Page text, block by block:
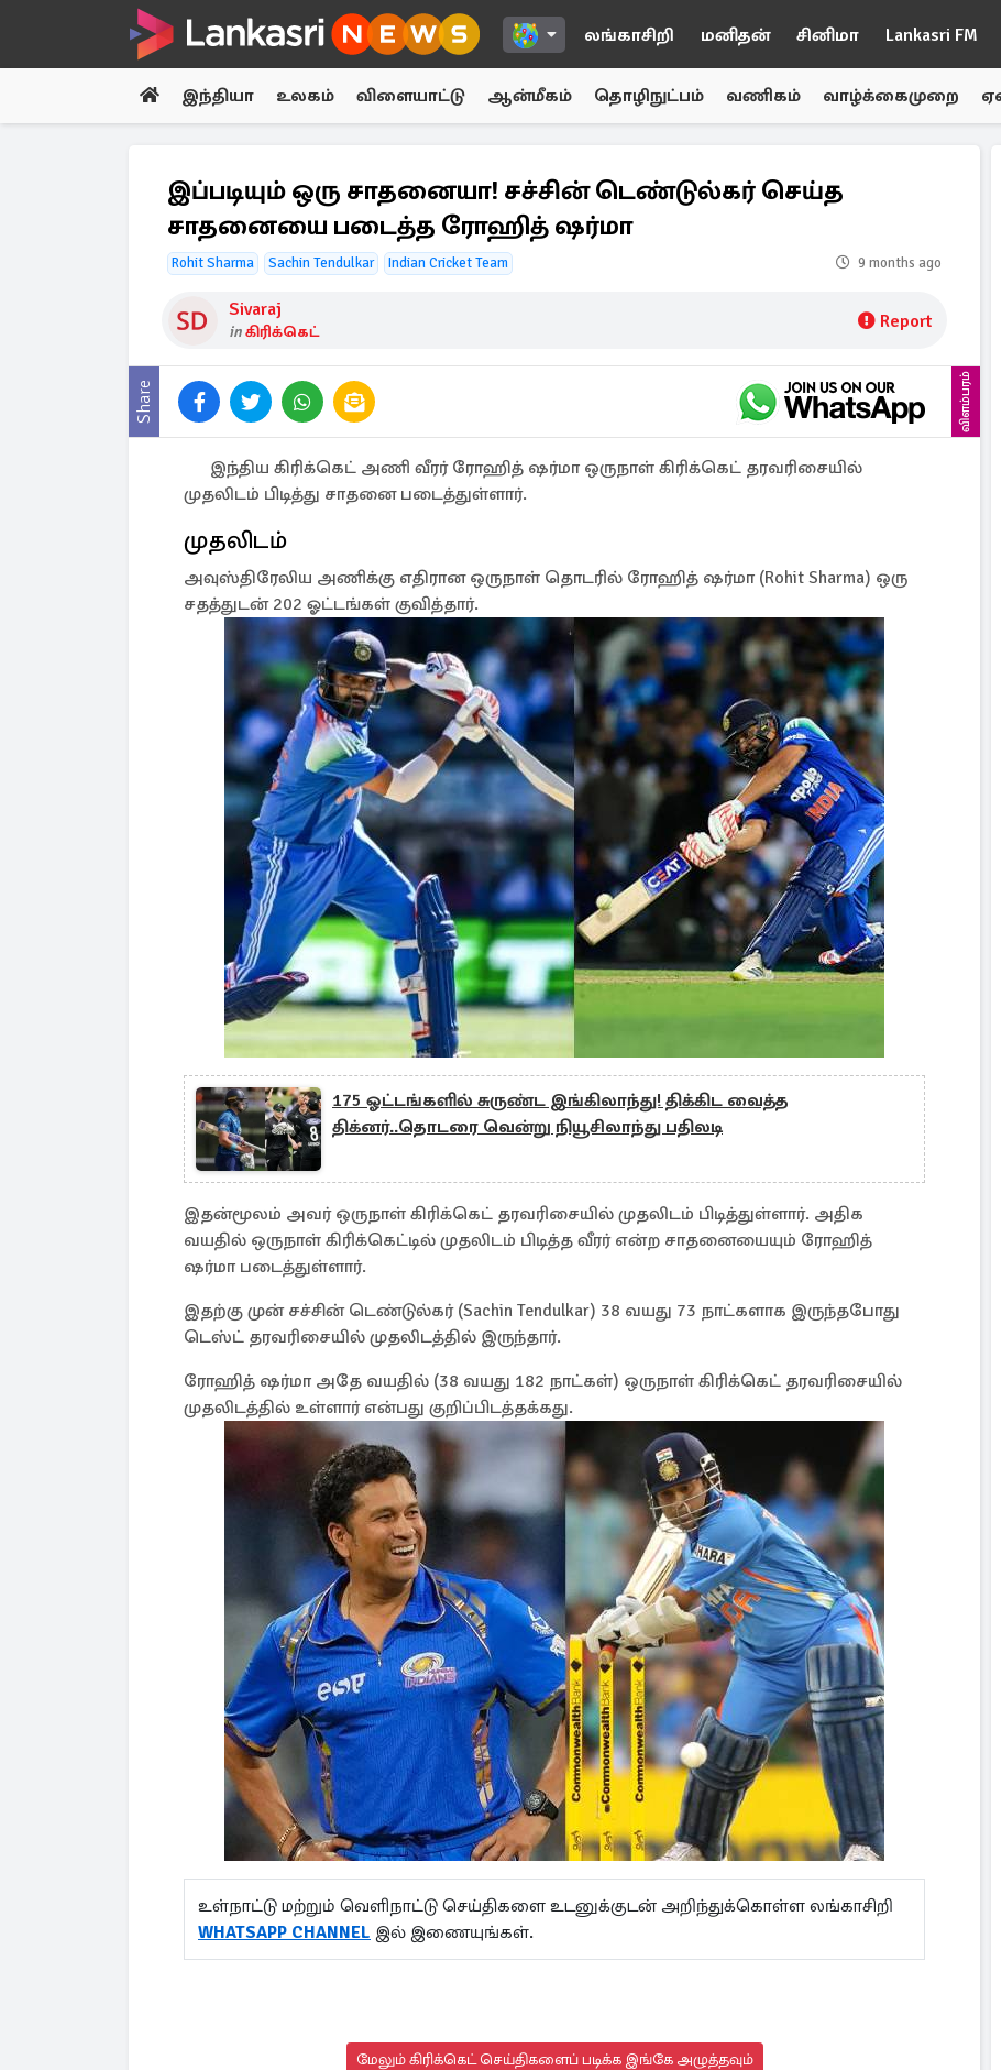
லங்காசிறி மனிதன் சினிமா Lankasri FM
இந்தியா உலகம் விளையாட்டு ஆன்மீகம் தொழிநுட்பம் வணிகம் வாழ்க்கைமுறை
இப்படியும் ஒரு சாதனையா! சச்சின் டெண்டுல்கர் செய்த
சாதனையை படைத்த ரோஹித் ஷர்மா
Rohit Sharma Sachin Tendulkar Indian Cricket Team 9 months ago
Sivaraj
inகிரிக்கெட் Report
Share விளம்பரம்
இந்திய கிரிக்கெட் அணி வீரர் ரோஹித் ஷர்மா ஒருநாள் கிரிக்கெட் தரவரிசையில்
முதலிடம் பிடித்து சாதனை படைத்துள்ளார்.
முதலிடம்
அவுஸ்திரேலிய அணிக்கு எதிரான ஒருநாள் தொடரில் ரோஹித் ஷர்மா (Rohit Sharma) ஒரு
சதத்துடன் 202 ஓட்டங்கள் குவித்தார்.
175 ஓட்டங்களில் சுருண்ட இங்கிலாந்து! திக்கிட வைத்த
திக்னர்..தொடரை வென்று நியூசிலாந்து பதிலடி
இதன்மூலம் அவர் ஒருநாள் கிரிக்கெட் தரவரிசையில் முதலிடம் பிடித்துள்ளார். அதிக
வயதில் ஒருநாள் கிரிக்கெட்டில் முதலிடம் பிடித்த வீரர் என்ற சாதனையையும் ரோஹித்
ஷர்மா படைத்துள்ளார்.
இதற்கு முன் சச்சின் டெண்டுல்கர் (Sachin Tendulkar) 38 வயது 73 நாட்களாக இருந்தபோது
டெஸ்ட் தரவரிசையில் முதலிடத்தில் இருந்தார்.
ரோஹித் ஷர்மா அதே வயதில் (38 வயது 182 நாட்கள்) ஒருநாள் கிரிக்கெட் தரவரிசையில்
முதலிடத்தில் உள்ளார் என்பது குறிப்பிடத்தக்கது.
உள்நாட்டு மற்றும் வெளிநாட்டு செய்திகளை உடனுக்குடன் அறிந்துக்கொள்ள லங்காசிறி
WHATSAPP CHANNEL இல் இணையுங்கள்.
மேலும் கிரிக்கெட் செய்திகளைப் படிக்க இங்கே அழுத்தவும்